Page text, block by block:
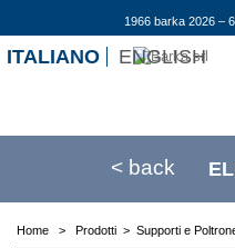
1966 barka 2026 –
ITALIANO ENGLISH
< back
Home > Prodotti > Supporti e